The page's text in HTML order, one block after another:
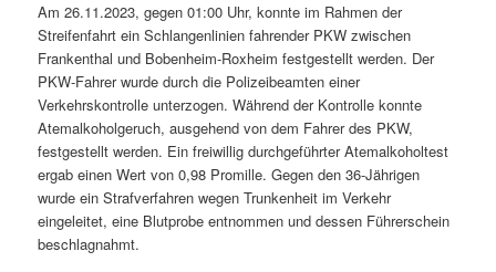
Am 26.11.2023, gegen 01:00 Uhr, konnte im Rahmen der
Streifenfahrt ein Schlangenlinien fahrender PKW zwischen
Frankenthal und Bobenheim-Roxheim festgestellt werden. Der
PKW-Fahrer wurde durch die Polizeibeamten einer
Verkehrskontrolle unterzogen. Während der Kontrolle konnte
Atemalkoholgeruch, ausgehend von dem Fahrer des PKW,
festgestellt werden. Ein freiwillig durchgeführter Atemalkoholtest
ergab einen Wert von 0,98 Promille. Gegen den 36-Jährigen
wurde ein Strafverfahren wegen Trunkenheit im Verkehr
eingeleitet, eine Blutprobe entnommen und dessen Führerschein
beschlagnahmt.